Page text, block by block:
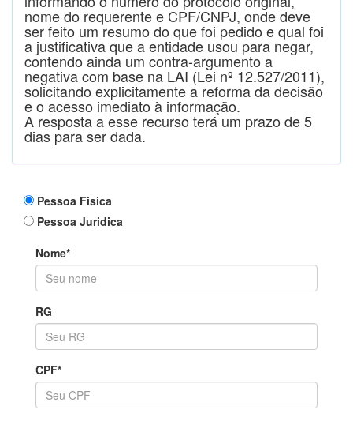
nome do requerente e CPF/CNPJ, onde deve
ser feito um resumo do que foi pedido e qual foi
a justificativa que a entidade usou para negar,
contendo ainda um contra-argumento a
negativa com base na LAI (Lei nº 12.527/2011),
solicitando explicitamente a reforma da decisão
e o acesso imediato à informação.
A resposta a esse recurso terá um prazo de 5
dias para ser dada.
Pessoa Fisica
Pessoa Juridica
Nome*
RG
CPF*